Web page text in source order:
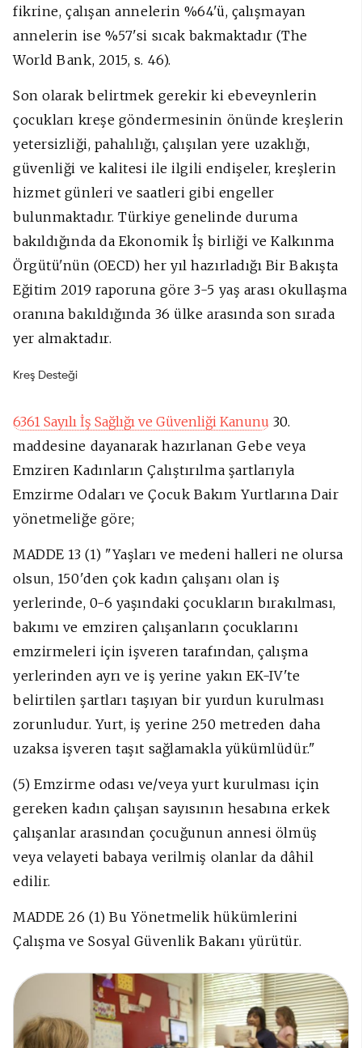
fikrine, çalışan annelerin %64'ü, çalışmayan
annelerin ise %57'si sıcak bakmaktadır (The
World Bank, 2015, s. 46).
Son olarak belirtmek gerekir ki ebeveynlerin
çocukları kreşe göndermesinin önünde kreşlerin
yetersizliği, pahalılığı, çalışılan yere uzaklığı,
güvenliği ve kalitesi ile ilgili endişeler, kreşlerin
hizmet günleri ve saatleri gibi engeller
bulunmaktadır. Türkiye genelinde duruma
bakıldığında da Ekonomik İş birliği ve Kalkınma
Örgütü'nün (OECD) her yıl hazırladığı Bir Bakışta
Eğitim 2019 raporuna göre 3-5 yaş arası okullaşma
oranına bakıldığında 36 ülke arasında son sırada
yer almaktadır.
Kreş Desteği
6361 Sayılı İş Sağlığı ve Güvenliği Kanunu 30.
maddesine dayanarak hazırlanan Gebe veya
Emziren Kadınların Çalıştırılma şartlarıyla
Emzirme Odaları ve Çocuk Bakım Yurtlarına Dair
yönetmeliğe göre;
MADDE 13 (1) "Yaşları ve medeni halleri ne olursa
olsun, 150'den çok kadın çalışanı olan iş
yerlerinde, 0-6 yaşındaki çocukların bırakılması,
bakımı ve emziren çalışanların çocuklarını
emzirmeleri için işveren tarafından, çalışma
yerlerinden ayrı ve iş yerine yakın EK-IV'te
belirtilen şartları taşıyan bir yurdun kurulması
zorunludur. Yurt, iş yerine 250 metreden daha
uzaksa işveren taşıt sağlamakla yükümlüdür."
(5) Emzirme odası ve/veya yurt kurulması için
gereken kadın çalışan sayısının hesabına erkek
çalışanlar arasından çocuğunun annesi ölmüş
veya velayeti babaya verilmiş olanlar da dâhil
edilir.
MADDE 26 (1) Bu Yönetmelik hükümlerini
Çalışma ve Sosyal Güvenlik Bakanı yürütür.